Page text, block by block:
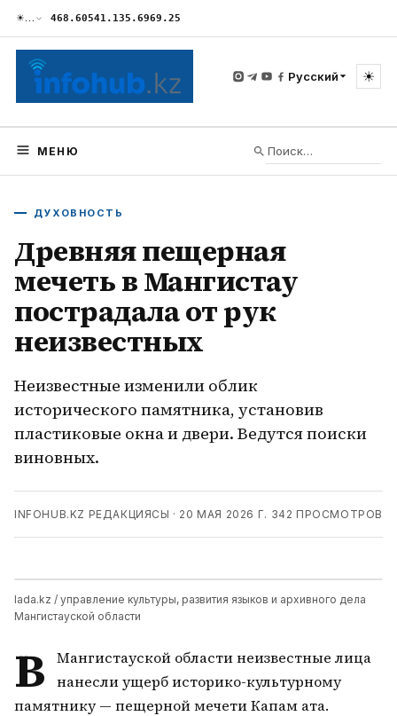
☀… 468.60541.135.6969.25
Русский ☀
МЕНЮ
ДУХОВНОСТЬ
Древняя пещерная
мечеть в Мангистау
пострадала от рук
неизвестных
Неизвестные изменили облик
исторического памятника, установив
пластиковые окна и двери. Ведутся поиски
виновных.
INFOHUB.KZ РЕДАКЦИЯСЫ · 20 МАЯ 2026 Г. 342 ПРОСМОТРОВ
lada.kz / управление культуры, развития языков и архивного дела
Мангистауской области
В
Мангистауской области неизвестные лица
нанесли ущерб историко-культурному
памятнику — пещерной мечети Капам ата.